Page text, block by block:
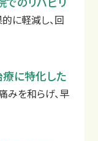
に軽減し、回
に特化した
みを和らげ、早